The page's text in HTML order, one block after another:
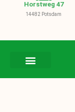
Horstweg 47
14482 Potsdam